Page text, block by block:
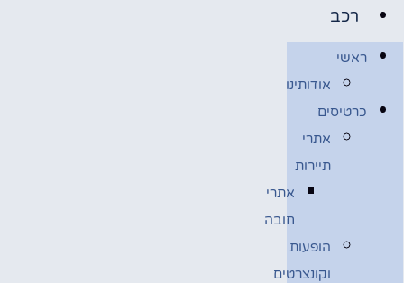
רכב
ראשי
אודותינו
כרטיסים
אתרי
תיירות
אתרי
חובה
הופעות
וקונצרטים